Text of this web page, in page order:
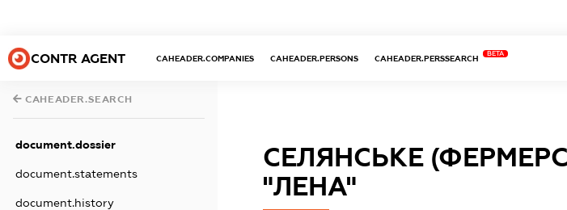
CONTR AGENT CAHEADER.COMPANIES CAHEADER.PERSONS CAHEADER.PERSSEARCH
BETA
CAHEADER.SEARCH
document.dossier
document.statements
document.history
СЕЛЯНСЬКЕ
"ЛЕНА"